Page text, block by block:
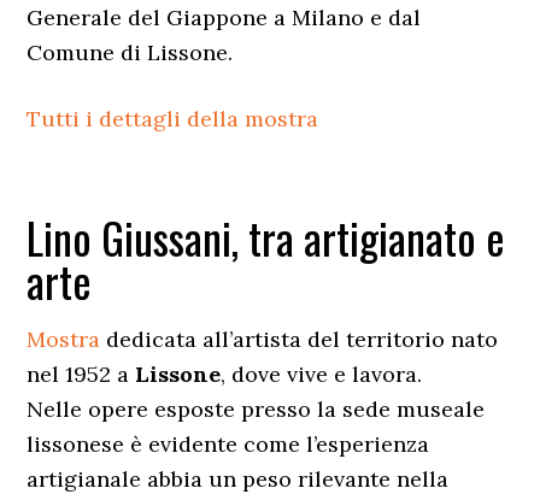
Generale del Giappone a Milano e dal
Comune di Lissone.
Tutti i dettagli della mostra
Lino Giussani, tra artigianato e
arte
Mostra dedicata all’artista del territorio nato
nel 1952 a Lissone, dove vive e lavora.
Nelle opere esposte presso la sede museale
lissonese è evidente come l’esperienza
artigianale abbia un peso rilevante nella